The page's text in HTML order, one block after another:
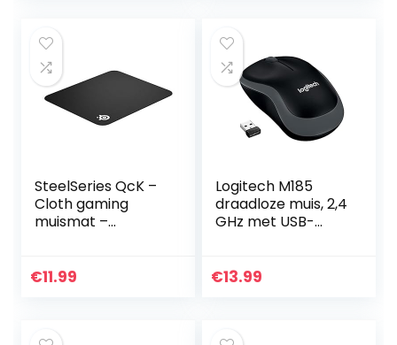
SteelSeries QcK –
Cloth gaming
muismat –
oppervlak –
€11.99
Logitech M185
draadloze muis, 2,4
GHz met USB-
maanden, 1000 DPI
€13.99